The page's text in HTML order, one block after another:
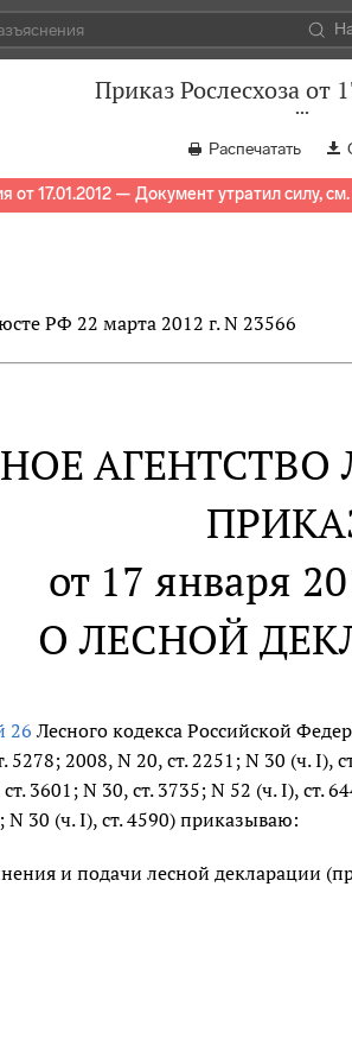
Приказ Рослесхоза от
Распечатать
от 17.01.2012 — Документ утратил силу, см.
РФ 22 марта 2012 г. N 23566
от 17 января
О ЛЕСНОЙ
26 Лесного кодекса Российской
2008, N 20, ст. 2251; N 30 (ч. I),
3601; N 30, ст. 3735; N 52 (ч. I), ст.
N 30 (ч. I), ст. 4590) приказываю:
и подачи лесной декларации